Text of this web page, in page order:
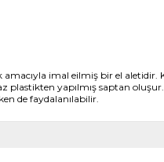
imal eilmiş bir el aletidir.
yapılmış saptan
de faydalanılabilir.